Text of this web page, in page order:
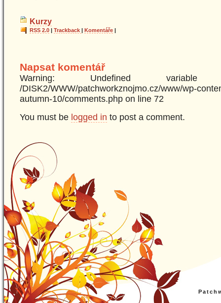
Kurzy
RSS 2.0 | Trackback | Komentáře |
Napsat komentář
Warning: Undefined
/DISK2/WWW/patchworkznojmo.cz/www/wp-
autumn-10/comments.php on line 72
You must be logged in to post a comment.